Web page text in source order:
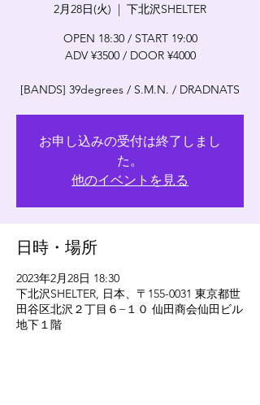
2月28日(火)
  |
下北沢SHELTER
OPEN 18:30 / START 19:00
ADV ¥3500 / DOOR ¥4000
[BANDS] 39degrees / S.M.N. / DRADNATS
お申し込みの受付は終了しまし
た。
他のイベントを見る
日時・場所
2023年2月28日 18:30
下北沢SHELTER, 日本、〒155-0031 東京都世
田谷区北沢２丁目６−１０ 仙田商会仙田ビル
地下１階